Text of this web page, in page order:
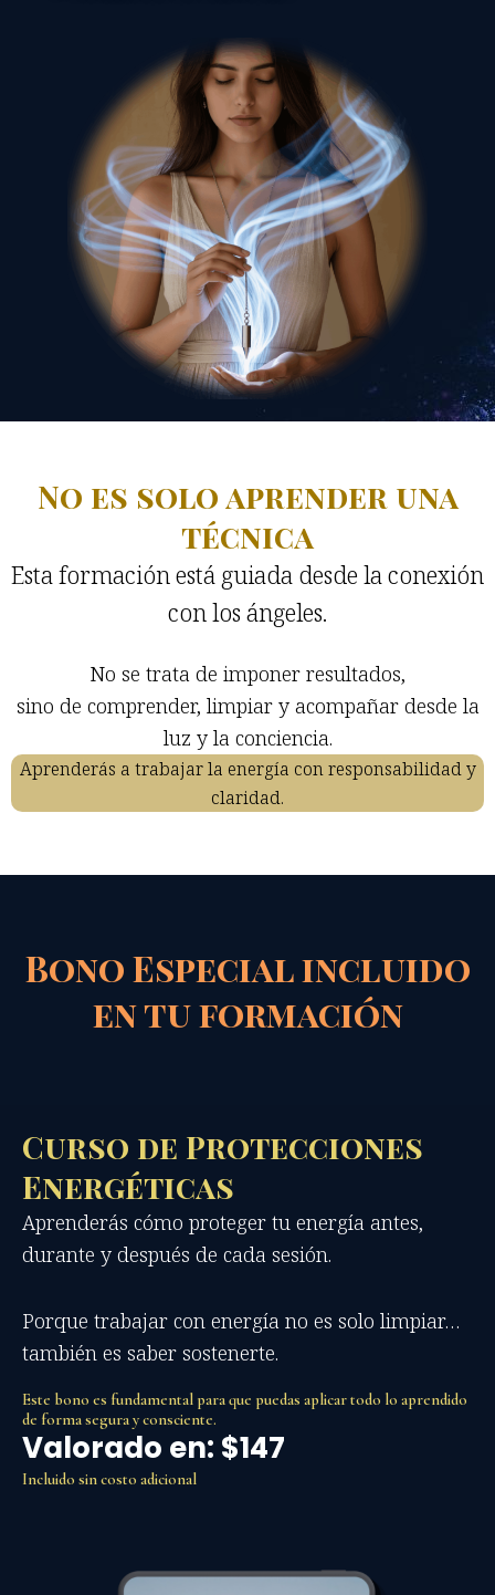
No es solo aprender una
técnica
Esta formación está guiada desde la conexión
con los ángeles.
No se trata de imponer resultados,
sino de comprender, limpiar y acompañar desde la
luz y la conciencia.
Aprenderás a trabajar la energía con responsabilidad y
claridad.
Bono Especial incluido
en tu formación
Curso de Protecciones
Energéticas
Aprenderás cómo proteger tu energía antes,
durante y después de cada sesión.
Porque trabajar con energía no es solo limpiar…
también es saber sostenerte.
Este bono es fundamental para que puedas aplicar todo lo aprendido
de forma segura y consciente.
Valorado en: $147
Incluido sin costo adicional